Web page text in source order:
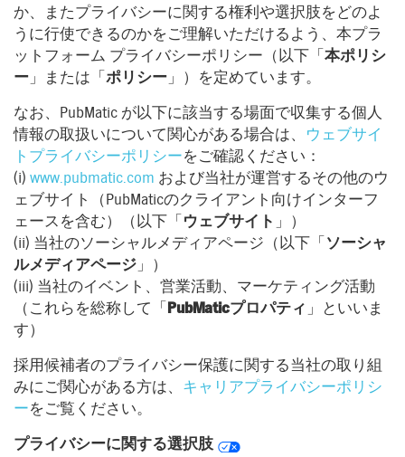
か、またプライバシーに関する権利や選択肢をどのよ
うに行使できるのかをご理解いただけるよう、本プラ
ットフォーム プライバシーポリシー（以下「 本ポリシ
ー 」または「 ポリシー 」）を定めています。
なお、PubMatic が以下に該当する場面で収集する個人
情報の取扱いについて関心がある場合は、
ウェブサイ
トプライバシーポリシーをご確認ください：
(i) www.pubmatic.com および当社が運営するその他のウ
ェブサイト（PubMaticのクライアント向けインターフ
ェースを含む）（以下「 ウェブサイト 」）
(ii) 当社のソーシャルメディアページ（以下「 ソーシャ
ルメディアページ 」）
(iii) 当社のイベント、営業活動、マーケティング活動
（これらを総称して「 PubMaticプロパティ 」といいま
す）
採用候補者のプライバシー保護に関する当社の取り組
みにご関心がある方は、 キャリアプライバシーポリシ
ーをご覧ください。
プライバシーに関する選択肢